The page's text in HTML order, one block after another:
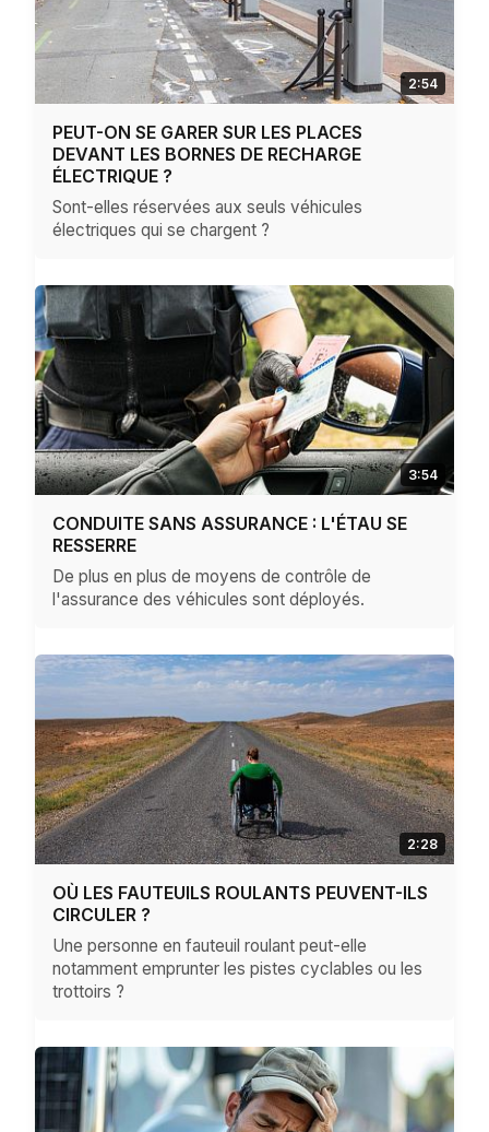
2:54
PEUT-ON SE GARER SUR LES PLACES
DEVANT LES BORNES DE RECHARGE
ÉLECTRIQUE ?
Sont-elles réservées aux seuls véhicules
électriques qui se chargent ?
3:54
CONDUITE SANS ASSURANCE : L'ÉTAU SE
RESSERRE
De plus en plus de moyens de contrôle de
l'assurance des véhicules sont déployés.
2:28
OÙ LES FAUTEUILS ROULANTS PEUVENT-ILS
CIRCULER ?
Une personne en fauteuil roulant peut-elle
notamment emprunter les pistes cyclables ou les
trottoirs ?